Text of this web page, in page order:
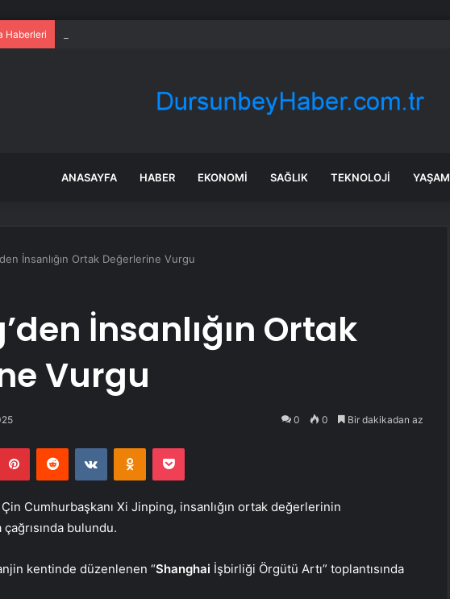
Haberleri
ANASAYFA HABER EKONOMI SAĞLIK TEKNOLOJI YAŞAM
İnsanlığın Ortak Değerlerine Vurgu
İnsanlığın Ortak
Vurgu
0 0 Bir dakikadan az
PinterestReddit VKontakteOdnoklassniki
Pocket
Cumhurbaşkanı Xi Jinping, insanlığın ortak değerlerinin
bulundu.
kentinde düzenlenen “Shanghai İşbirliği Örgütü Artı” toplantısında